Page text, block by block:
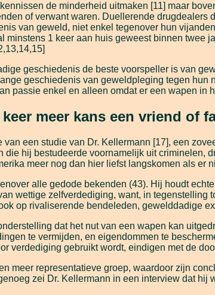
de minderheid uitmaken [11] maar
of verwant waren. Duellerende drugdealers
van geweld, niet enkel tegenover hun
1 keer aan huis geweest binnen twee
geschiedenis de beste voorspeller is van
geschiedenis van geweldpleging tegen
passie enkel en alleen omdat er een wapen in
meer kans een vriend of
een studie van Dr. Kellermann [17], een
die hij bestudeerde voornamelijk uit criminelen,
meer nog dan hier liefst langskomen als er
alle gedode bekenden (43). Hij houdt
wettige zelfverdediging, want, in tegenstelling
op rivaliserende bendeleden, gewelddadige
dat het nut van een wapen kan
te vermijden, en eigendommen te
verdediging gebruikt wordt, eindigen met de
meer representatieve groep, waardoor zijn
zei Dr. Kellermann in een interview dat